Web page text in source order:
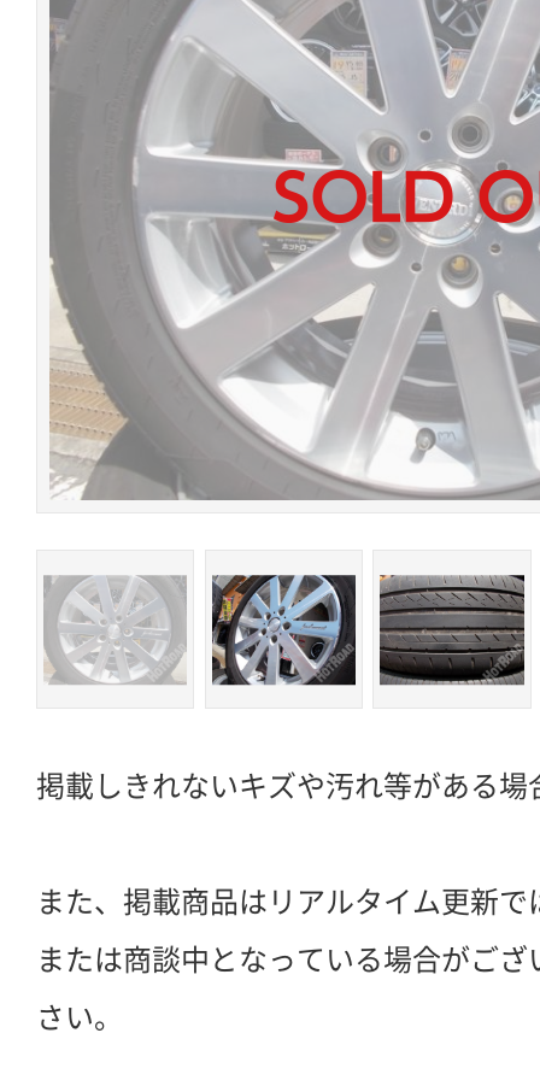
掲載しきれないキズや汚れ等がある場
また、掲載商品はリアルタイム更新
または商談中となっている場合がご
さい。